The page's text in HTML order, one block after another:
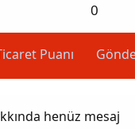
0
Puanı
henüz mesaj